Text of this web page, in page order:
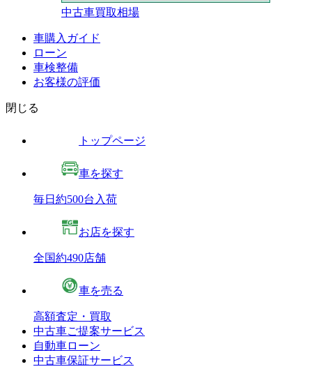
中古車買取相場
車購入ガイド
ローン
車検整備
お客様の評価
閉じる
トップページ
車を探す
毎日約500台入荷
お店を探す
全国約490店舗
車を売る
高額査定・買取
中古車ご提案サービス
自動車ローン
中古車保証サービス